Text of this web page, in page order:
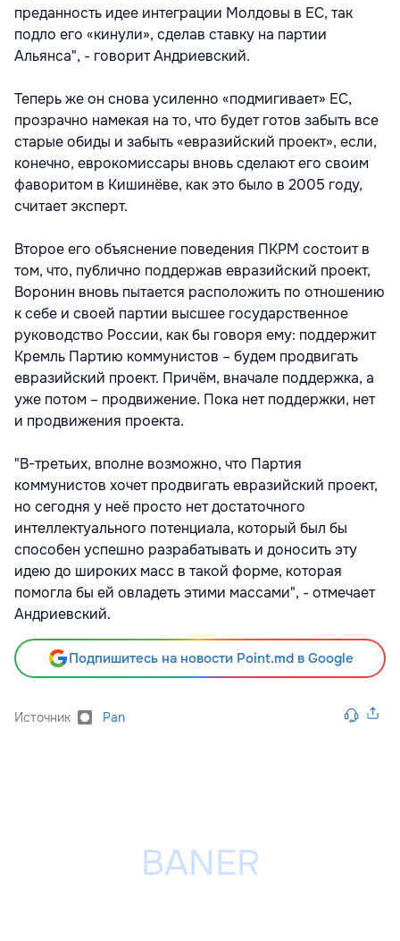
преданность идее интеграции Молдовы в ЕС, так
подло его «кинули», сделав ставку на партии
Альянса", - говорит Андриевский.
Теперь же он снова усиленно «подмигивает» ЕС,
прозрачно намекая на то, что будет готов забыть все
старые обиды и забыть «евразийский проект», если,
конечно, еврокомиссары вновь сделают его своим
фаворитом в Кишинёве, как это было в 2005 году,
считает эксперт.
Второе его объяснение поведения ПКРМ состоит в
том, что, публично поддержав евразийский проект,
Воронин вновь пытается расположить по отношению
к себе и своей партии высшее государственное
руководство России, как бы говоря ему: поддержит
Кремль Партию коммунистов – будем продвигать
евразийский проект. Причём, вначале поддержка, а
уже потом – продвижение. Пока нет поддержки, нет
и продвижения проекта.
"В-третьих, вполне возможно, что Партия
коммунистов хочет продвигать евразийский проект,
но сегодня у неё просто нет достаточного
интеллектуального потенциала, который был бы
способен успешно разрабатывать и доносить эту
идею до широких масс в такой форме, которая
помогла бы ей овладеть этими массами", - отмечает
Андриевский.
Подпишитесь на новости Point.md в Google
Источник Pan